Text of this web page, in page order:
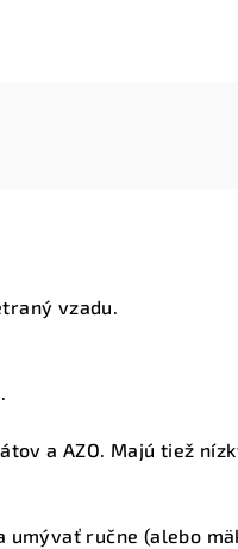
vzadu.
a AZO. Majú tiež
umývať ručne (alebo